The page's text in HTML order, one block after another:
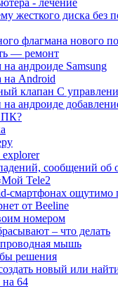
- лечение
жесткого диска без
флагмана нового
— ремонт
андроиде Samsung
на Android
клапан C
андроиде
ПК?
сообщений об
Tele2
смартфонах
от Beeline
номером
– что делать
мышь
решения
новый или
на 64